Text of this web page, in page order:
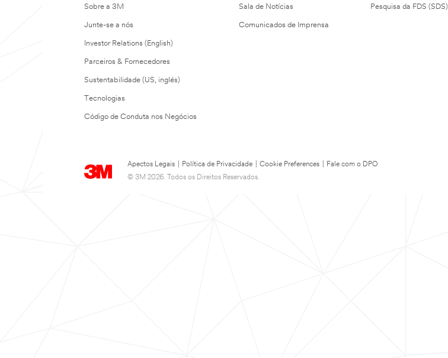
Sobre a 3M
Junte-se a nós
Investor Relations (English)
Parceiros & Fornecedores
Sustentabilidade (US, inglés)
Tecnologias
Código de Conduta nos Negócios
Sala de Notícias
Comunicados de Imprensa
Pesquisa da FDS (SDS)
Apectos Legais Política de Privacidade Cookie Preferences
Fale com o DPO
© 3M 2026. Todos os Direitos Reservados.